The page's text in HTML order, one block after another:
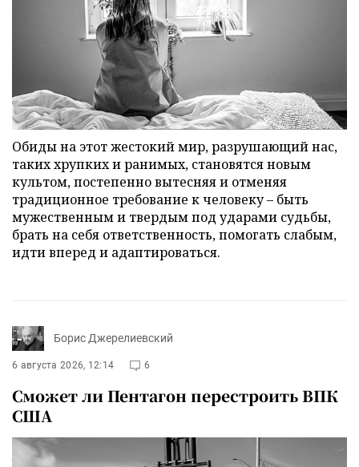
Обиды на этот жестокий мир, разрушающий нас,
таких хрупких и ранимых, становятся новым
культом, постепенно вытесняя и отменяя
традиционное требование к человеку – быть
мужественным и твердым под ударами судьбы,
брать на себя ответственность, помогать слабым,
идти вперед и адаптироваться.
Борис Джерелиевский
6 августа 2026, 12:14 6
Сможет ли Пентагон перестроить ВПК
США